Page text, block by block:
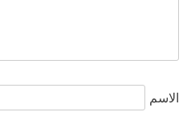
الاسم